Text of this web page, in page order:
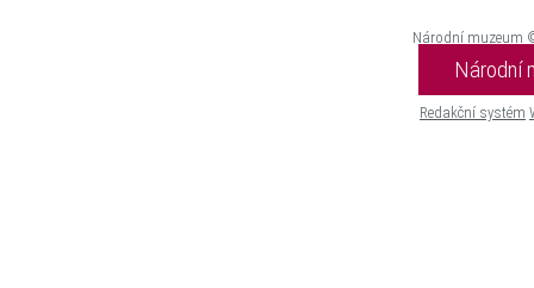
Národní muzeum
Národní
Redakční systém